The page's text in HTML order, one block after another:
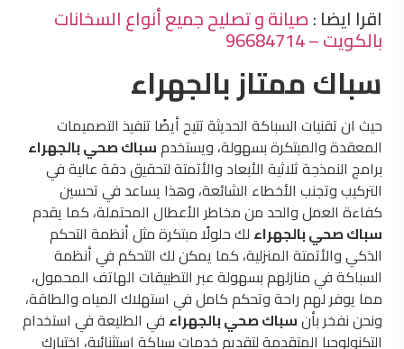
اقرا ايضا :صيانة و تصليح جميع أنواع السخانات
بالكويت – 96684714
سباك ممتاز بالجهراء
حيث ان تقنيات السباكة الحديثة تتيح أيضًا تنفيذ التصميمات
المعقدة والمبتكرة بسهولة، ويستخدمسباك صحي بالجهراء
برامج النمذجة ثلاثية الأبعاد والأتمتة لتحقيق دقة عالية في
التركيب وتجنب الأخطاء الشائعة، وهذا يساعد في تحسين
كفاءة العمل والحد من مخاطر الأعطال المحتملة، كما يقدم
سباك صحي بالجهراء لك حلولًا مبتكرة مثل أنظمة التحكم
الذكي والأتمتة المنزلية، كما يمكن لك التحكم في أنظمة
السباكة في منازلهم بسهولة عبر التطبيقات الهاتف المحمول،
مما يوفر لهم راحة وتحكم كامل في استهلاك المياه والطاقة،
ونحن نفخر بأنسباك صحي بالجهراء في الطليعة في استخدام
التكنولوجيا المتقدمة لتقديم خدمات سباكة استثنائية، اختيارك